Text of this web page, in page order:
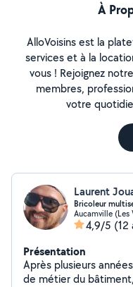
À
AlloVoisins est la
services et à la
vous ! Rejoignez
membres,
votre
Laurent
Bricoleur
Aucamville (Les
4,9/5 (12
Présentation
Après plusieurs
de métier du